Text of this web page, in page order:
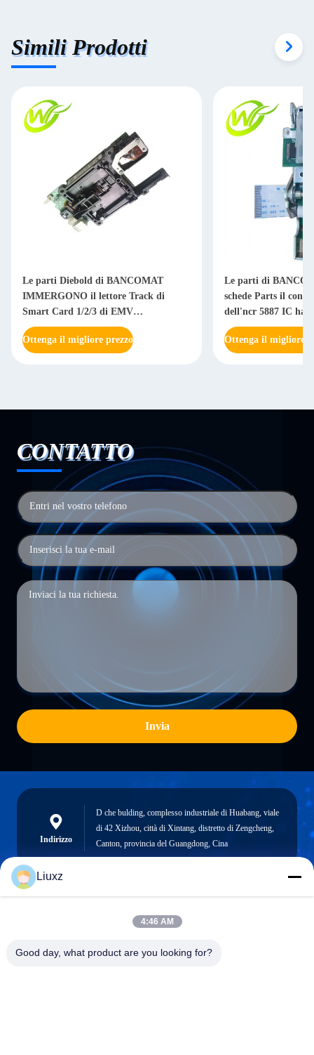
Simili Prodotti
Le parti Diebold di BANCOMAT
IMMERGONO il lettore Track di
Smart Card 1/2/3 di EMV
49209535000B
Ottenga il migliore prezzo
Le parti di
schede Parts il
dell'ncr 5887 IC ha
0090022326
Ottenga il migliore
CONTATTO
Invia
Indirizzo
D che bulding, complesso industriale di Huabang, viale
di 42 Xizhou, città di Xintang, distretto di Zengcheng,
Canton, provincia del Guangdong, Cina
liuxz@wyatm.com
Liuxz
4:46 AM
Good day, what product are you looking for?